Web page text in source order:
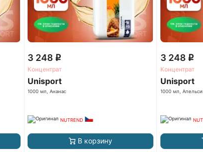
3 248 q
Концентрат
Unisport
1000 мл, Ананас
NUTREND
В корзину
3 248 q
Концентрат
Unisport
1000 мл,